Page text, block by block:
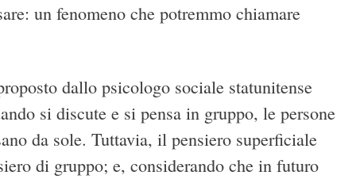
un fenomeno che potremmo chiamare
dallo psicologo sociale statunitense
si discute e si pensa in gruppo, le persone
da sole. Tuttavia, il pensiero superficiale
di gruppo; e, considerando che in futuro